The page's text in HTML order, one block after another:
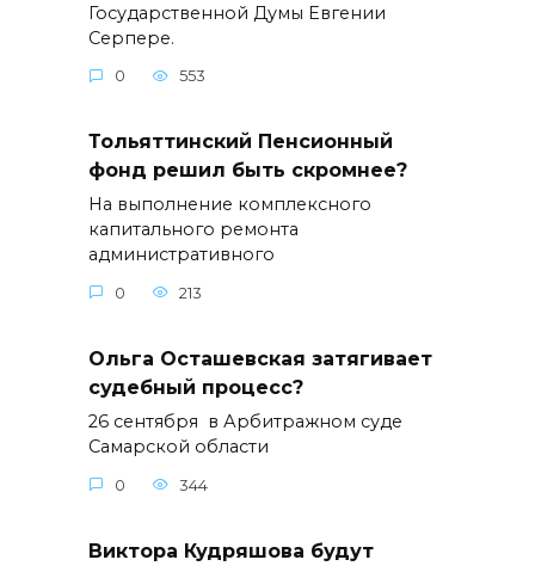
Государственной Думы Евгении
Серпере.
0 553
Тольяттинский Пенсионный
фонд решил быть скромнее?
На выполнение комплексного
капитального ремонта
административного
0 213
Ольга Осташевская затягивает
судебный процесс?
26 сентября в Арбитражном суде
Самарской области
0 344
Виктора Кудряшова будут